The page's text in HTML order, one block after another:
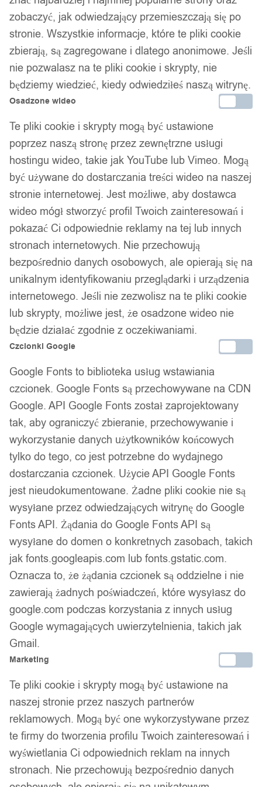
ZESTAW KOMPLET SZTUĆCÓW STAL
NIERDZEWNA NÓŻE WIDELCE ŁYŻKI
32szt SREBRNE
149,99zł
ZESTAW KOMPLET SZTUĆCÓW STAL
NIERDZEWNA NÓŻE WIDELCE ŁYŻKI
32szt ZŁOTE
159,99
Twój zaufany marketplace oferujący najlepsze produkty
sprawdzonych marek. Bezpieczne zakupy z gwarancją jakości.
zobaczyć, jak odwiedzający przemieszczają się po
stronie. Wszystkie informacje, które te pliki cookie
zbierają, są zagregowane i dlatego anonimowe. Jeśli
nie pozwalasz na te pliki cookie i skrypty, nie
będziemy wiedzieć, kiedy odwiedziłeś naszą witrynę.
Osadzone wideo
Te pliki cookie i skrypty mogą być ustawione
poprzez naszą stronę przez zewnętrzne usługi
hostingu wideo, takie jak YouTube lub Vimeo. Mogą
być używane do dostarczania treści wideo na naszej
stronie internetowej. Jest możliwe, aby dostawca
wideo mógł stworzyć profil Twoich zainteresowań i
pokazać Ci odpowiednie reklamy na tej lub innych
stronach internetowych. Nie przechowują
bezpośrednio danych osobowych, ale opierają się na
unikalnym identyfikowaniu przeglądarki i urządzenia
internetowego. Jeśli nie zezwolisz na te pliki cookie
lub skrypty, możliwe jest, że osadzone wideo nie
będzie działać zgodnie z oczekiwaniami.
Czcionki Google
Google Fonts to biblioteka usług wstawiania
czcionek. Google Fonts są przechowywane na CDN
Google. API Google Fonts został zaprojektowany
tak, aby ograniczyć zbieranie, przechowywanie i
wykorzystanie danych użytkowników końcowych
tylko do tego, co jest potrzebne do wydajnego
dostarczania czcionek. Użycie API Google Fonts
jest nieudokumentowane. Żadne pliki cookie nie są
wysyłane przez odwiedzających witrynę do Google
Fonts API. Żądania do Google Fonts API są
wysyłane do domen o konkretnych zasobach, takich
jak fonts.googleapis.com lub fonts.gstatic.com.
Oznacza to, że żądania czcionek są oddzielne i nie
zawierają żadnych poświadczeń, które wysyłasz do
google.com podczas korzystania z innych usług
Google wymagających uwierzytelnienia, takich jak
Gmail.
Marketing
Te pliki cookie i skrypty mogą być ustawione na
naszej stronie przez naszych partnerów
reklamowych. Mogą być one wykorzystywane przez
te firmy do tworzenia profilu Twoich zainteresowań i
wyświetlania Ci odpowiednich reklam na innych
stronach. Nie przechowują bezpośrednio danych